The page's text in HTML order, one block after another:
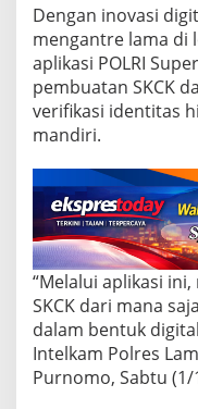
Dengan inovasi
mengantre lama di
aplikasi POLRI
pembuatan SKCK
verifikasi identitas
mandiri.
“Melalui aplikasi
SKCK dari mana
dalam bentuk
Intelkam Polres
Purnomo, Sabtu (1/